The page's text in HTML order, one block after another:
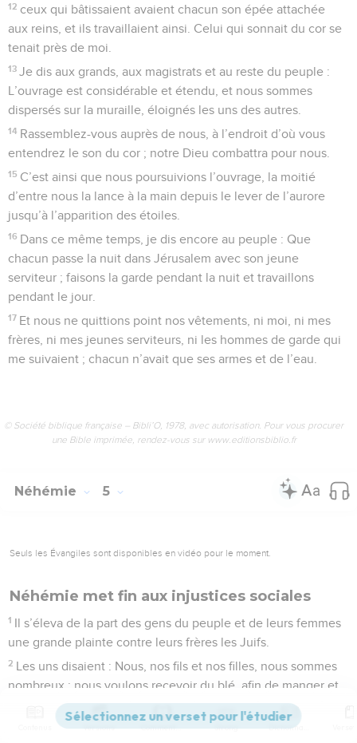
12 ceux qui bâtissaient avaient chacun son épée attachée
aux reins, et ils travaillaient ainsi. Celui qui sonnait du cor se
tenait près de moi.
13 Je dis aux grands, aux magistrats et au reste du peuple :
L’ouvrage est considérable et étendu, et nous sommes
dispersés sur la muraille, éloignés les uns des autres.
14 Rassemblez-vous auprès de nous, à l’endroit d’où vous
entendrez le son du cor ; notre Dieu combattra pour nous.
15 C’est ainsi que nous poursuivions l’ouvrage, la moitié
d’entre nous la lance à la main depuis le lever de l’aurore
jusqu’à l’apparition des étoiles.
16 Dans ce même temps, je dis encore au peuple : Que
chacun passe la nuit dans Jérusalem avec son jeune
serviteur ; faisons la garde pendant la nuit et travaillons
pendant le jour.
17 Et nous ne quittions point nos vêtements, ni moi, ni mes
frères, ni mes jeunes serviteurs, ni les hommes de garde qui
me suivaient ; chacun n’avait que ses armes et de l’eau.
© Société biblique française – Bibli’O, 1978, avec autorisation. Pour vous procurer
une Bible imprimée, rendez-vous sur www.editionsbiblio.fr
Néhémie 5
Seuls les Évangiles sont disponibles en vidéo pour le moment.
Néhémie met fin aux injustices sociales
1 Il s’éleva de la part des gens du peuple et de leurs femmes
une grande plainte contre leurs frères les Juifs.
2 Les uns disaient : Nous, nos fils et nos filles, nous sommes
nombreux ; nous voulons recevoir du blé, afin de manger et
D’autres disaient : Nous engageons nos champs, nos
Versions Commentaires Strong